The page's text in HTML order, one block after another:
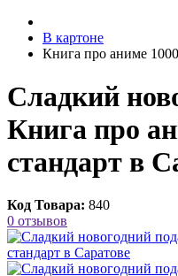
В картоне
Книга про аниме
Сладкий
Книга про
стандарт в
Код Товара: 840
0 отзывов